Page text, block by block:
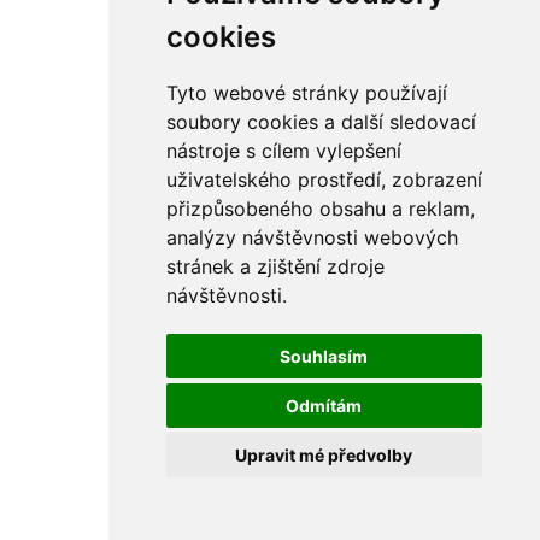
cookies
Tyto webové stránky používají
soubory cookies a další sledovací
nástroje s cílem vylepšení
uživatelského prostředí, zobrazení
přizpůsobeného obsahu a reklam,
analýzy návštěvnosti webových
stránek a zjištění zdroje
návštěvnosti.
Souhlasím
Odmítám
Upravit mé předvolby
řetězy
ostatní části
sekundární
sání
sedla
spojovací materiál
matice
podložky
pojistné kroužky
šrouby
výbava
výfuky a kolena
bowdeny a lanka
filtry
gufera